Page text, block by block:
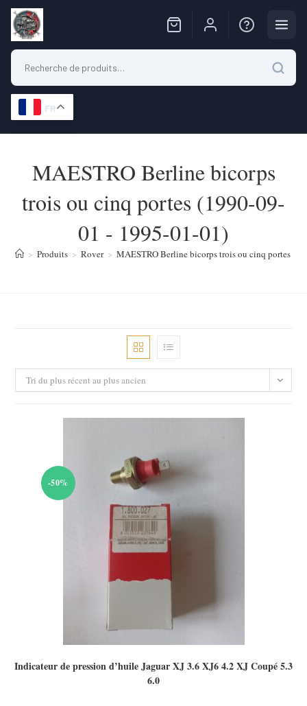
FR
MAESTRO Berline bicorps
trois ou cinq portes (1990-09-
01 - 1995-01-01)
> Produits > Rover > MAESTRO Berline bicorps trois ou cinq portes
Tri du plus récent au plus ancien
-50%
Indicateur de pression d’huile Jaguar XJ 3.6 XJ6 4.2 XJ Coupé 5.3
6.0